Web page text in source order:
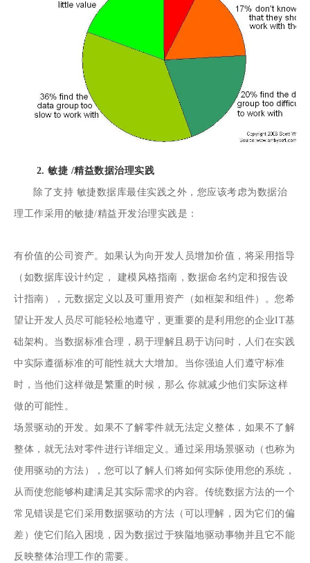
2. 敏捷 /精益数据治理实践
除了支持 敏捷数据库最佳实践之外，您应该考虑为数据治
理工作采用的敏捷/精益开发治理实践是：
有价值的公司资产。如果认为向开发人员增加价值，将采用指导
（如数据库设计约定， 建模风格指南 ，数据命名约定和报告设
计指南），元数据定义以及可重用资产（如框架和组件）。您希
望让开发人员尽可能轻松地遵守，更重要的是利用您的企业IT基
础架构。当数据标准合理，易于理解且易于访问时，人们在实践
中实际遵循标准的可能性就大大增加。当你强迫人们遵守标准
时，当他们这样做是繁重的时候，那么你就减少他们实际这样
做的可能性 。
场景驱动的开发。如果不了解零件就无法定义整体，如果不了解
整体，就无法对零件进行详细定义。通过采用场景驱动（也称为
使用驱动的方法），您可以了解人们将如何实际使用您的系统，
从而使您能够构建满足其实际需求的内容。传统数据方法的一个
常见错误是它们采用数据驱动的方法（可以理解，因为它们的偏
差）使它们陷入困境，因为数据过于狭隘地驱动事物并且它不能
反映整体治理工作的需要。